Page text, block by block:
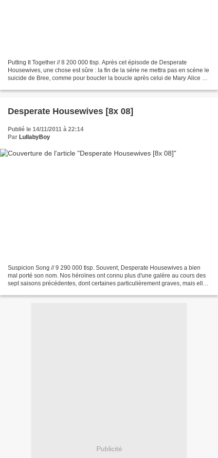
Putting It Together // 8 200 000 tlsp. Après cet épisode de Desperate
Housewives, une chose est sûre : la fin de la série ne mettra pas en scène le
suicide de Bree, comme pour boucler la boucle après celui de Mary Alice en
Desperate Housewives [8x 08]
Publié le 14/11/2011 à 22:14
Par LullabyBoy
Suspicion Song // 9 290 000 tlsp. Souvent, Desperate Housewives a bien
mal porté son nom. Nos héroïnes ont connu plus d'une galère au cours des
sept saisons précédentes, dont certaines particulièrement graves, mais elles
Publicité